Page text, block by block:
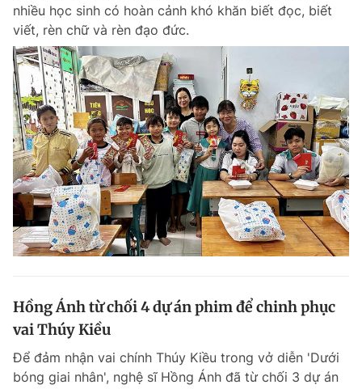
nhiều học sinh có hoàn cảnh khó khăn biết đọc, biết
viết, rèn chữ và rèn đạo đức.
Hồng Ánh từ chối 4 dự án phim để chinh phục
vai Thúy Kiều
Để đảm nhận vai chính Thúy Kiều trong vở diễn 'Dưới
bóng giai nhân', nghệ sĩ Hồng Ánh đã từ chối 3 dự án